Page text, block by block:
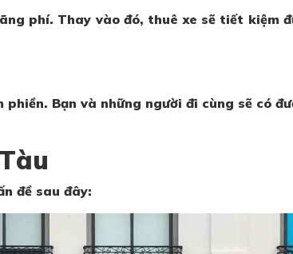
phí. Thay vào đó, thuê xe sẽ tiết kiệm
Bạn và những người đi cùng sẽ có
đề sau đây: